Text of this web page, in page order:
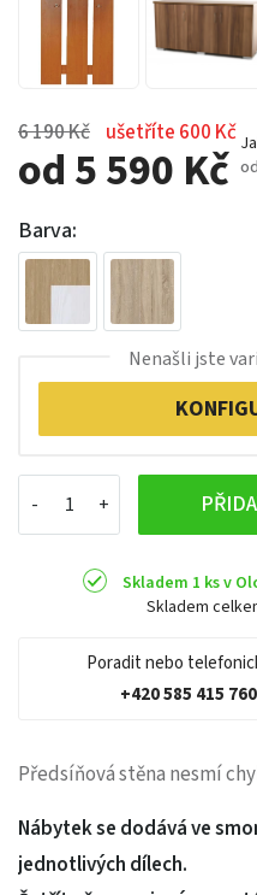
6 190 Kč ušetříte 600 Kč
od 5 590 Kč
Barva:
Nenašli jste
Skladem 1 ks v
Skladem
Poradit nebo
+420 585 415 760
Předsíňová stěna nesmí
Nábytek se dodává ve
jednotlivých dílech.